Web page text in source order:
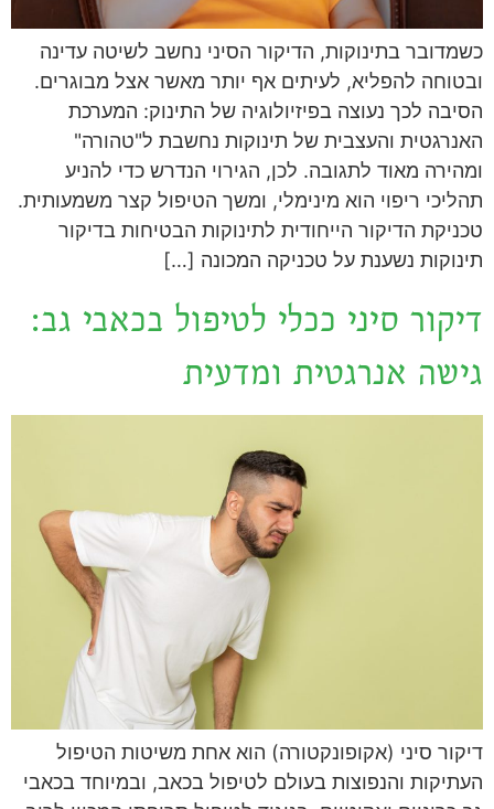
כשמדובר בתינוקות, הדיקור הסיני נחשב לשיטה עדינה
ובטוחה להפליא, לעיתים אף יותר מאשר אצל מבוגרים.
הסיבה לכך נעוצה בפיזיולוגיה של התינוק: המערכת
האנרגטית והעצבית של תינוקות נחשבת ל"טהורה"
ומהירה מאוד לתגובה. לכן, הגירוי הנדרש כדי להניע
תהליכי ריפוי הוא מינימלי, ומשך הטיפול קצר משמעותית.
טכניקת הדיקור הייחודית לתינוקות הבטיחות בדיקור
תינוקות נשענת על טכניקה המכונה […]
דיקור סיני ככלי לטיפול בכאבי גב:
גישה אנרגטית ומדעית
דיקור סיני (אקופונקטורה) הוא אחת משיטות הטיפול
העתיקות והנפוצות בעולם לטיפול בכאב, ובמיוחד בכאבי